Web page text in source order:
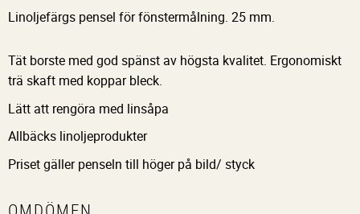
Linoljefärgs pensel för fönstermålning. 25 mm.
Tät borste med god spänst av högsta kvalitet. Ergonomiskt
trä skaft med koppar bleck.
Lätt att rengöra med linsåpa
Allbäcks linoljeprodukter
Priset gäller penseln till höger på bild/ styck